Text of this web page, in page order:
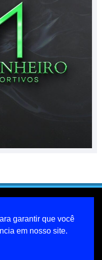
todos os direitos
garantir que você
em nosso site.